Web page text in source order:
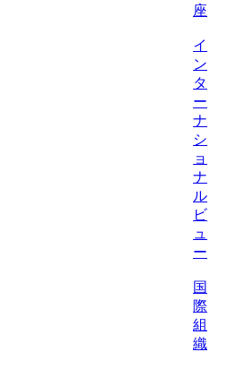
座
イ
ン
タ
ー
ナ
シ
ョ
ナ
ル
ビ
ュ
ー
国
際
組
織